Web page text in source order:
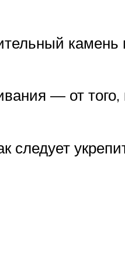
камень
— от того,
следует